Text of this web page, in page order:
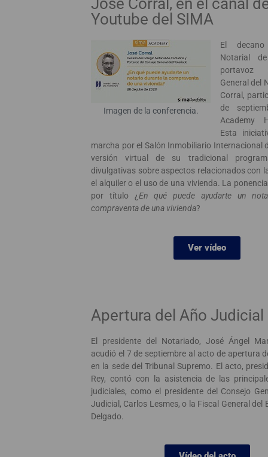
José Corral, en el canal
Youtube del SIMA
Imagen de la conferencia.
El
Notarial
portavoz
General del
Corral,
de
Academy
Esta
marcha por el Salón Inmobiliario Internacional
versión virtual de su tradicional
divulgativas sobre aspectos relacionados con
el alquiler o el uso de una vivienda. La
por título ¿En qué puede ayudarte un
compraventa de una vivienda?
Ver vídeo
Apertura del Año Judicial
El presidente del Notariado, José Ángel
acudió el 7 de septiembre al acto de apertura
en la sede del Tribunal Supremo. El acto,
Rey, contó con la asistencia de las
judiciales, como el presidente del Consejo
Judicial, Carlos Lesmes, o la Fiscal General del
Delgado.